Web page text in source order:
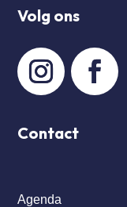
Volg ons
Contact
Agenda